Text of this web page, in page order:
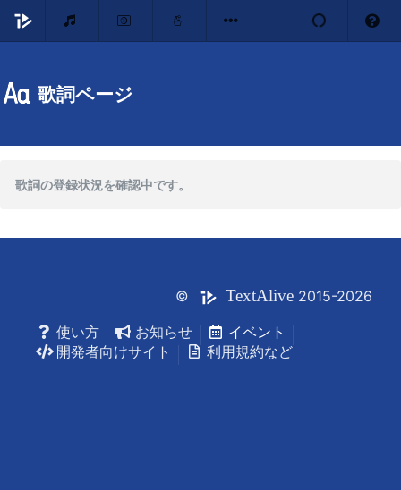
歌詞ページ
歌詞の登録状況を確認中です。
© TextAlive 2015-2026
使い方
お知らせ
イベント
開発者向けサイト
利用規約など